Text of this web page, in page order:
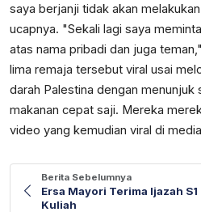
saya berjanji tidak akan
ucapnya. "Sekali lagi saya
atas nama pribadi dan juga
lima remaja tersebut viral usai
darah Palestina dengan menunjuk
makanan cepat saji. Mereka
video yang kemudian viral di
Berita Sebelumnya
Ersa Mayori Terima Ijazah
Kuliah